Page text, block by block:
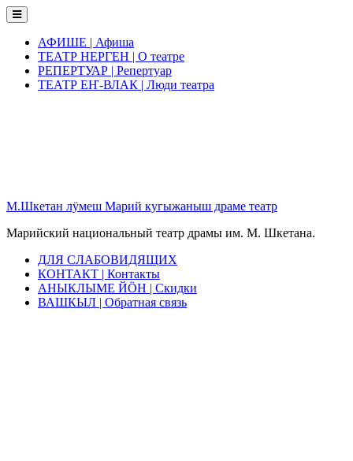
Skip
to
contentАФИШЕ | Афиша
ТЕАТР НЕРГЕН | О театре
РЕПЕРТУАР | Репертуар
ТЕАТР ЕҤ-ВЛАК | Люди театра
М.Шкетан лӱмеш Марий кугыжаныш драме театр
Марийский национальный театр драмы им. М. Шкетана.
ДЛЯ СЛАБОВИДЯЩИХ
КОНТАКТ | Контакты
АНЫКЛЫМЕ ЙӦН | Скидки
ВАШКЫЛ | Обратная связь